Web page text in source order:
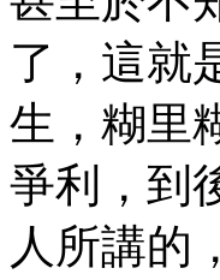
了，這就
生，糊里
爭利，到
人所講的